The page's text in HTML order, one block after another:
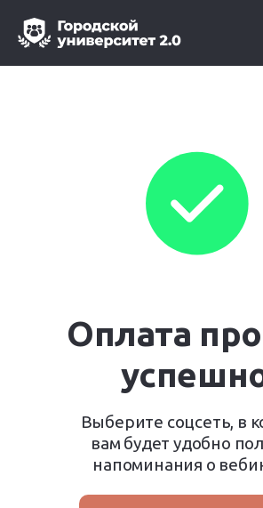
Выберите соцсеть, в
вам будет удобно
напоминания о
Оплата